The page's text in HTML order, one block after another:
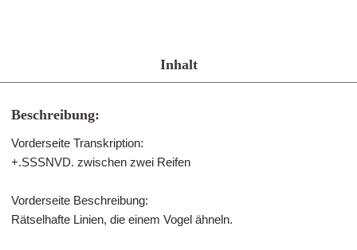
Inhalt
Beschreibung:
Vorderseite Transkription:
+.SSSNVD. zwischen zwei Reifen
Vorderseite Beschreibung:
Rätselhafte Linien, die einem Vogel ähneln.